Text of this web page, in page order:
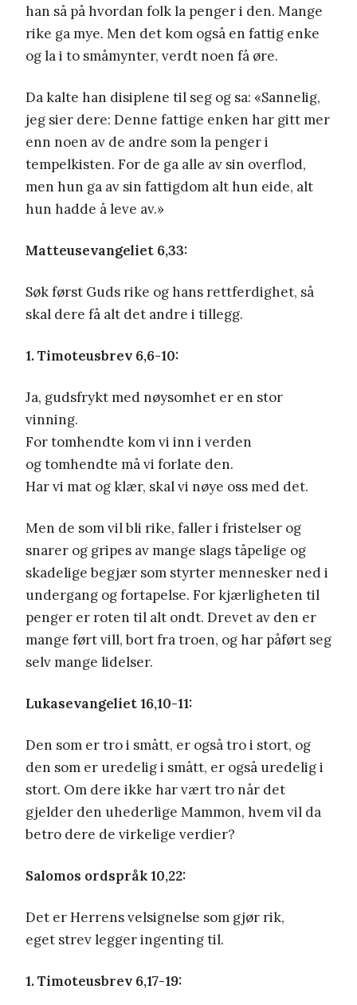
han så på hvordan folk la penger i den. Mange
rike ga mye. Men det kom også en fattig enke
og la i to småmynter, verdt noen få øre.
Da kalte han disiplene til seg og sa: «Sannelig,
jeg sier dere: Denne fattige enken har gitt mer
enn noen av de andre som la penger i
tempelkisten. For de ga alle av sin overflod,
men hun ga av sin fattigdom alt hun eide, alt
hun hadde å leve av.»
Matteusevangeliet 6,33:
Søk først Guds rike og hans rettferdighet, så
skal dere få alt det andre i tillegg.
1. Timoteusbrev 6,6-10:
Ja, gudsfrykt med nøysomhet er en stor
vinning.
For tomhendte kom vi inn i verden
og tomhendte må vi forlate den.
Har vi mat og klær, skal vi nøye oss med det.
Men de som vil bli rike, faller i fristelser og
snarer og gripes av mange slags tåpelige og
skadelige begjær som styrter mennesker ned i
undergang og fortapelse. For kjærligheten til
penger er roten til alt ondt. Drevet av den er
mange ført vill, bort fra troen, og har påført seg
selv mange lidelser.
Lukasevangeliet 16,10-11:
Den som er tro i smått, er også tro i stort, og
den som er uredelig i smått, er også uredelig i
stort. Om dere ikke har vært tro når det
gjelder den uhederlige Mammon, hvem vil da
betro dere de virkelige verdier?
Salomos ordspråk 10,22:
Det er Herrens velsignelse som gjør rik,
eget strev legger ingenting til.
1. Timoteusbrev 6,17-19: